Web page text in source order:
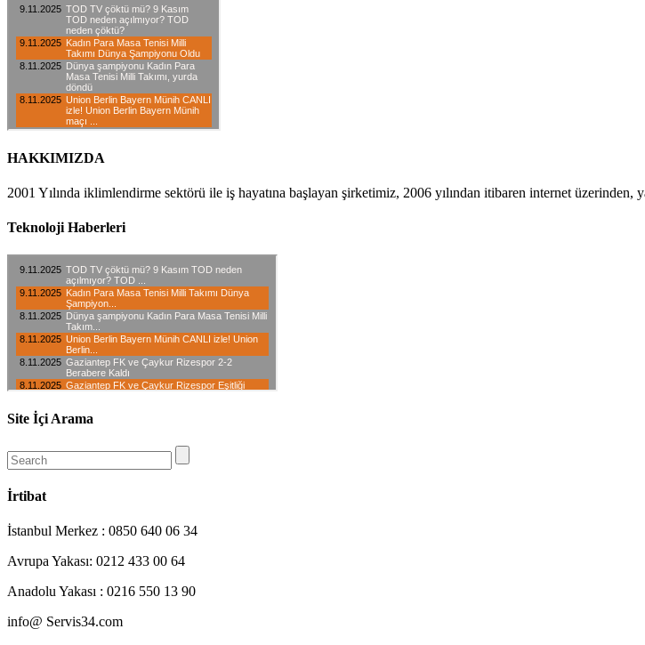
HAKKIMIZDA
2001 Yılında iklimlendirme sektörü ile iş hayatına başlayan şirketimiz, 2006 yılından itibaren internet
Teknoloji Haberleri
Site İçi Arama
İrtibat
İstanbul Merkez : 0850 640 06 34
Avrupa Yakası: 0212 433 00 64
Anadolu Yakası : 0216 550 13 90
info@ Servis34.com